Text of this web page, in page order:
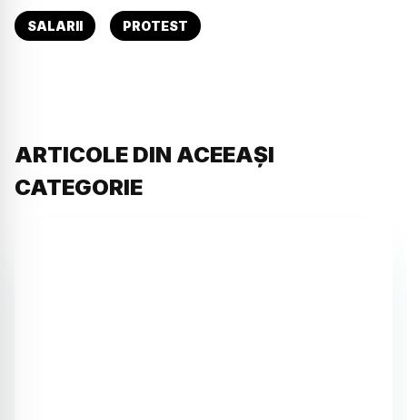
SALARII PROTEST
ARTICOLE DIN ACEEAȘI
CATEGORIE